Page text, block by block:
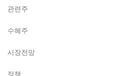
관련주
수혜주
시장전망
정책